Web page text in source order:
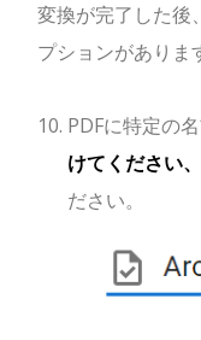
変換が完了した後
プションがありま
PDFに特定の
けてください
ださい。